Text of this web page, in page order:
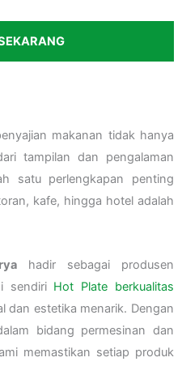
makanan tidak hanya
tampilan dan pengalaman
satu perlengkapan penting
kafe, hingga hotel adalah
hadir sebagai produsen
sendiri Hot Plate berkualitas
dan estetika menarik. Dengan
bidang permesinan dan
memastikan setiap produk